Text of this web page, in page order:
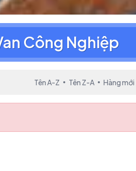
Công Nghiệp
Tên A-Z Tên Z-A Hàng mới